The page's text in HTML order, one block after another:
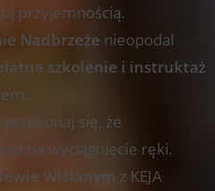
przyjemnością.
Nadbrzeże nieopodal
szkolenie i instruktaż
się, że
jest na wyciągnięcie ręki.
Wiślanym z KEJA